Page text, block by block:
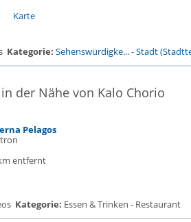
Karte
Kategorie: Sehenswürdigke...-Stadt
der Nähe von Kalo Chorio
Pelagos
entfernt
Kategorie: Essen & Trinken - Restaurant